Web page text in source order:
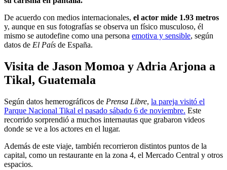
De acuerdo con medios internacionales, el actor mide 1.93 metros
y, aunque en sus fotografías se observa un físico musculoso, él
mismo se autodefine como una persona emotiva y sensible, según
datos de El País de España.
Visita de Jason Momoa y Adria Arjona a
Tikal, Guatemala
Según datos hemerográficos de Prensa Libre, la pareja visitó el
Parque Nacional Tikal el pasado sábado 6 de noviembre. Este
recorrido sorprendió a muchos internautas que grabaron videos
donde se ve a los actores en el lugar.
Además de este viaje, también recorrieron distintos puntos de la
capital, como un restaurante en la zona 4, el Mercado Central y otros
espacios.